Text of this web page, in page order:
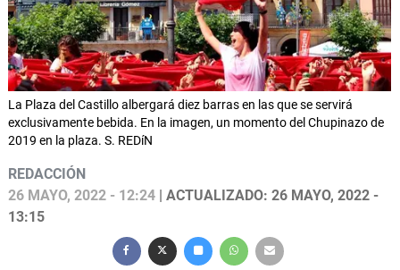
La Plaza del Castillo albergará diez barras en las que se servirá
exclusivamente bebida. En la imagen, un momento del Chupinazo de
2019 en la plaza. S. REDíN
REDACCIÓN
26 MAYO, 2022 - 12:24 | ACTUALIZADO: 26 MAYO, 2022 -
13:15